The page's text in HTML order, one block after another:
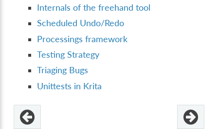
Internals of the freehand tool
Scheduled Undo/Redo
Processings framework
Testing Strategy
Triaging Bugs
Unittests in Krita